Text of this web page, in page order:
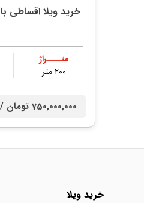
خرید ویلا اقساطی با ۲۰۰ متر زمین
متــــراژ
۲۰۰ متر
750,000,000 تومان /
خرید ویلا